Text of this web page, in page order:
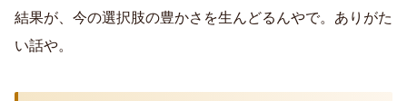
結果が、今の選択肢の豊かさを生んどるんやで。ありがた
い話や。